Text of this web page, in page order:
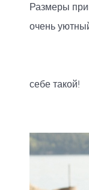
Размеры
очень
себе такой!